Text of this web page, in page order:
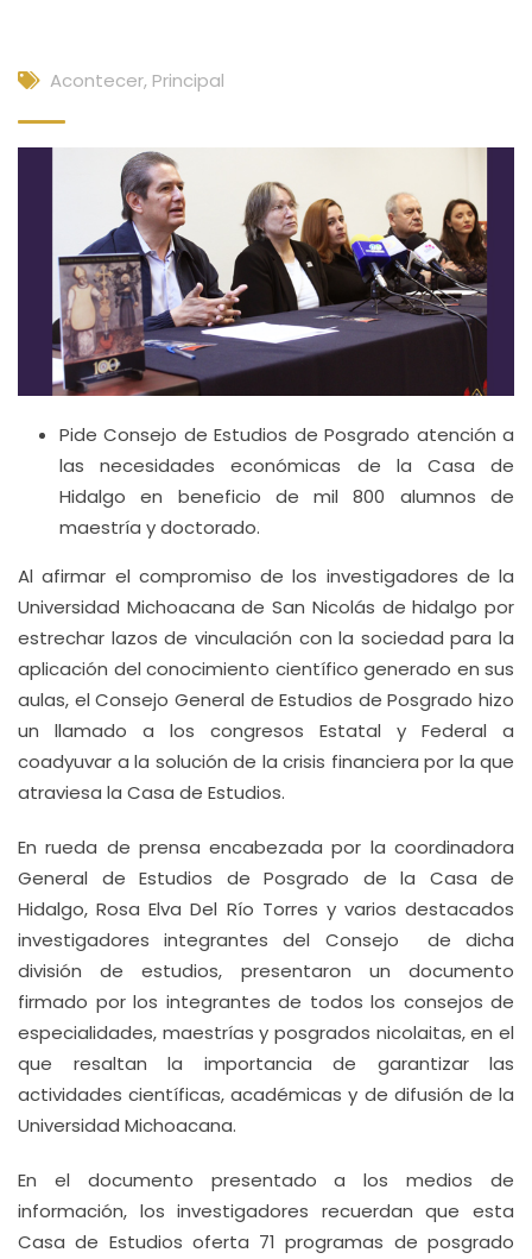
Acontecer, Principal
Pide Consejo de Estudios de Posgrado atención a
las necesidades económicas de la Casa de
Hidalgo en beneficio de mil 800 alumnos de
maestría y doctorado.
Al afirmar el compromiso de los investigadores de la
Universidad Michoacana de San Nicolás de hidalgo por
estrechar lazos de vinculación con la sociedad para la
aplicación del conocimiento científico generado en sus
aulas, el Consejo General de Estudios de Posgrado hizo
un llamado a los congresos Estatal y Federal a
coadyuvar a la solución de la crisis financiera por la que
atraviesa la Casa de Estudios.
En rueda de prensa encabezada por la coordinadora
General de Estudios de Posgrado de la Casa de
Hidalgo, Rosa Elva Del Río Torres y varios destacados
investigadores integrantes del Consejo de dicha
división de estudios, presentaron un documento
firmado por los integrantes de todos los consejos de
especialidades, maestrías y posgrados nicolaitas, en el
que resaltan la importancia de garantizar las
actividades científicas, académicas y de difusión de la
Universidad Michoacana.
En el documento presentado a los medios de
información, los investigadores recuerdan que esta
Casa de Estudios oferta 71 programas de posgrado